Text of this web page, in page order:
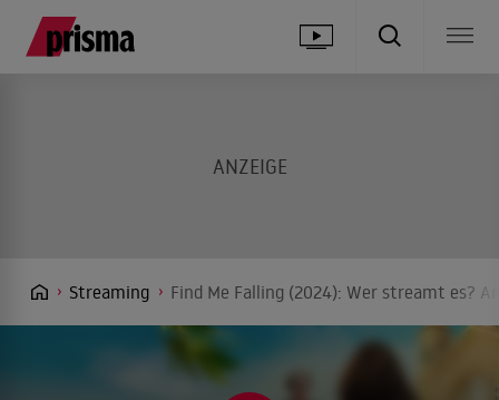
Streaming Find Me Falling (2024): Wer streamt es?